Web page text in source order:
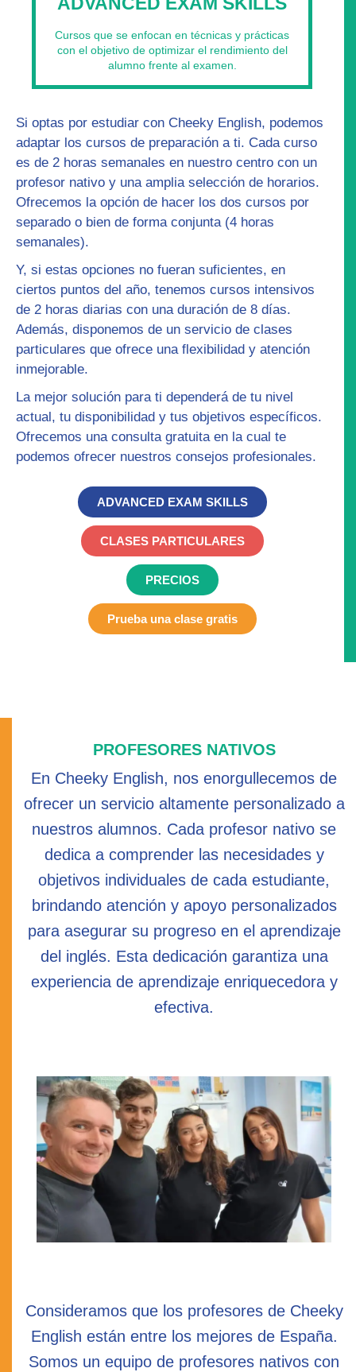
Cursos que se enfocan en técnicas y prácticas
con el objetivo de optimizar el rendimiento del
alumno frente al examen.
Si optas por estudiar con Cheeky English, podemos
adaptar los cursos de preparación a ti. Cada curso
es de 2 horas semanales en nuestro centro con un
profesor nativo y una amplia selección de horarios.
Ofrecemos la opción de hacer los dos cursos por
separado o bien de forma conjunta (4 horas
semanales).
Y, si estas opciones no fueran suficientes, en
ciertos puntos del año, tenemos cursos intensivos
de 2 horas diarias con una duración de 8 días.
Además, disponemos de un servicio de clases
particulares que ofrece una flexibilidad y atención
inmejorable.
La mejor solución para ti dependerá de tu nivel
actual, tu disponibilidad y tus objetivos específicos.
Ofrecemos una consulta gratuitaen la cual te
podemos ofrecer nuestros consejos profesionales.
ADVANCED EXAM SKILLS
CLASES PARTICULARES
PRECIOS
Prueba una clase gratis
PROFESORES NATIVOS
En Cheeky English, nos enorgullecemos de
ofrecer un servicio altamente personalizado a
nuestros alumnos. Cada profesor nativo se
dedica a comprender las necesidades y
objetivos individuales de cada estudiante,
brindando atención y apoyo personalizados
para asegurar su progreso en el aprendizaje
del inglés. Esta dedicación garantiza una
experiencia de aprendizaje enriquecedora y
efectiva.
Consideramos que los profesores de Cheeky
English están entre los mejores de España.
Somos un equipo de profesores nativos con